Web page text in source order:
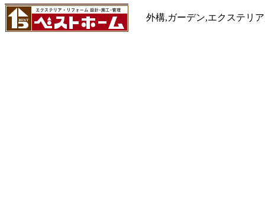
外構,ガーデン,エクステリ